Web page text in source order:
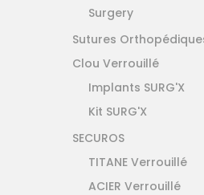
Surgery
Sutures
Clou Verrouillé
Implants SURG'X
Kit SURG'X
SECUROS
TITANE Verrouillé
ACIER Verrouillé